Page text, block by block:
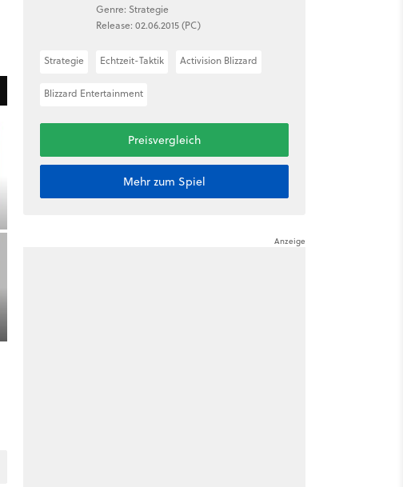
Genre: Strategie
Release: 02.06.2015 (PC)
Strategie Echtzeit-Taktik Activision Blizzard
Blizzard Entertainment
Preisvergleich
Mehr zum Spiel